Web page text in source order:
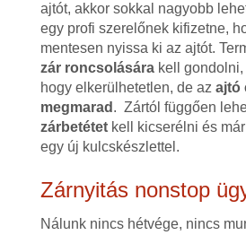
ajtót, akkor sokkal nagyobb
egy profi szerelőnek kifizetne,
mentesen nyissa ki az ajtót.
zár roncsolásárakell gondolni,
hogy elkerülhetetlen, de az ajtó
megmarad . Zártól függően
zárbetétetkell kicserélni és
egy új kulcskészlettel.
Zárnyitás nonstop
Nálunk nincs hétvége, nincs